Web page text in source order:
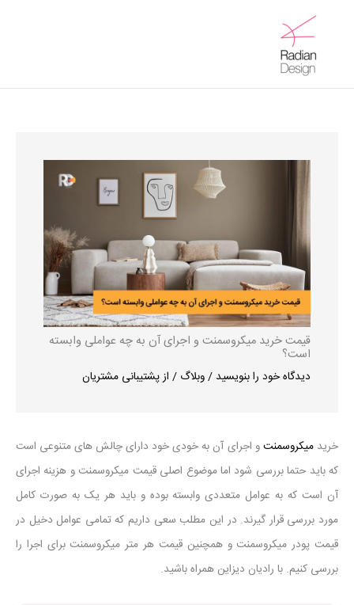
قیمت خرید میکروسمنت و اجرای آن به چه عواملی وابسته
است؟
دیدگاه‌ خود را بنویسید /وبلاگ / ازپشتیبانی مشتریان
خریدمیکروسمنتو اجرای آن به خودی خود دارای چالش های متنوعی است
که باید حتما بررسی شود اما موضوع اصلی قیمت میکروسمنت و هزینه اجرای
آن است که به عوامل متعددی وابسته بوده و باید هر یک به صورت کامل
مورد بررسی قرار گیرند. در این مطلب سعی داریم که تمامی عوامل دخیل در
قیمت پودر میکروسمنت و همچنین قیمت هر متر میکروسمنت برای اجرا را
بررسی کنیم. با رادیان دیزاین همراه باشید.